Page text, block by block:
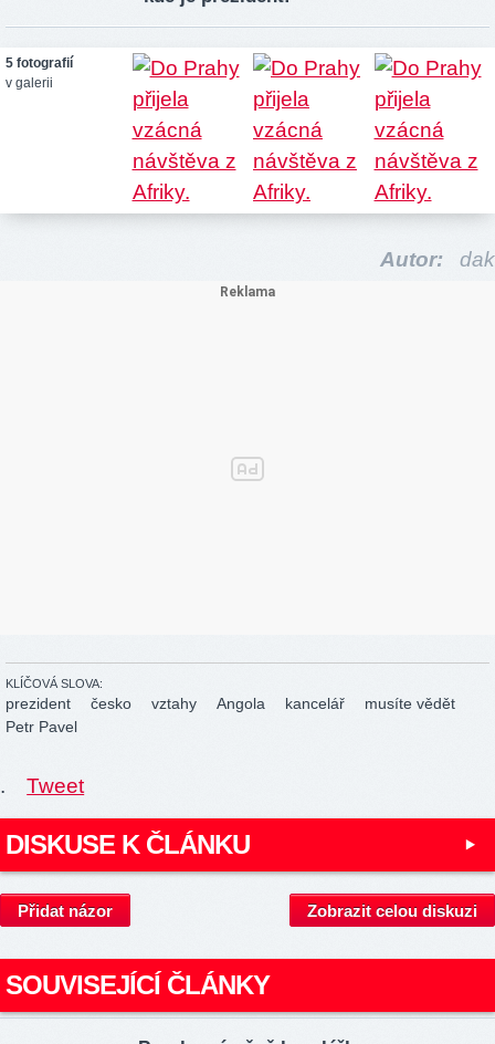
5 fotografií
v galerii
Autor: dak
KLÍČOVÁ SLOVA:
prezident česko vztahy Angola kancelář
musíte vědět
Petr Pavel
. Tweet
DISKUSE K ČLÁNKU
Přidat názor Zobrazit celou diskuzi
SOUVISEJÍCÍ ČLÁNKY